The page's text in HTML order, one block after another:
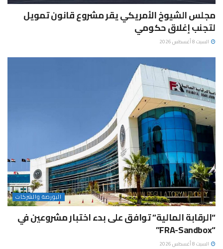
مجلس الشيوخ الأمريكي يقر مشروع قانون تمويل
لتجنب إغلاق حكومي
السبت 8 أغسطس 2026
البورصة والشركات
“الرقابة المالية” توافق على بدء اختبار مشروعين في
“FRA-Sandbox”
السبت 8 أغسطس 2026